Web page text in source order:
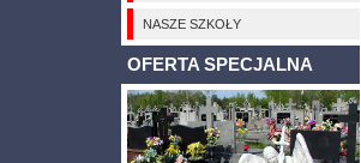
NASZE SZKOŁY
OFERTA SPECJALNA